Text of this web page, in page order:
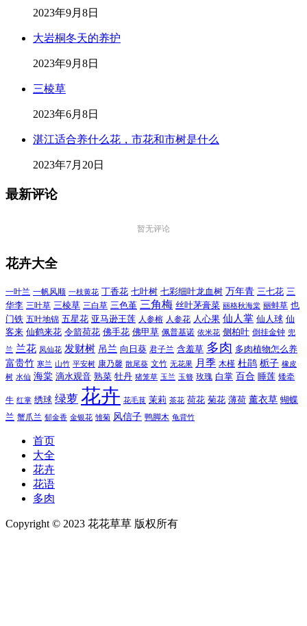
2023年9月8日
大岩桐冬天的养护
2023年9月8日
三棱草
2023年6月8日
湛江适合养什么花，市花和市树是什么
2023年7月20日
最新评论
暂无评论
花卉大全
一叶兰 一帆风顺 一枝黄花 丁香花 七叶树 七彩细叶龙血树 万年青 三七花 三
华李 三叶草 三棱草 三白草 三色堇 三角梅 丝叶茅膏菜 丽格秋海棠 丽蚌草 也
门铁 五叶地锦 五星花 亚马逊王莲 人参榕 人参花 人心果 仙人掌 仙人球 仙
客来 仙鹤来花 令箭荷花 佛手花 佛甲草 佩普基诺 依米花 侧柏叶 倒挂金钟 兜
兰 兰花 凤仙花 发财树 吊兰 向日葵 君子兰 含羞草 多肉 多肉植物怎么养
富贵竹 寒兰 山竹 平安树 康乃馨 散尾葵 文竹 无花果 月季 木槿 杜鹃 栀子 橡皮
树 水仙 海棠 滴水观音 熟菜 牡丹 猪笼草 玉兰 玉簪 玫瑰 白掌 百合 睡莲 矮牵
牛 红掌 绣球 绿萝 花卉 花毛茛 茉莉 茶花 荷花 菊花 薄荷 薰衣草 蝴蝶
兰 蟹爪兰 郁金香 金银花 雏菊 风信子 鸭脚木 龟背竹
首页
大全
花卉
花语
多肉
Copyright © 2023 花花草草 版权所有